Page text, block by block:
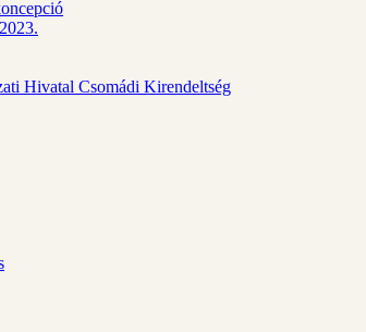
Hivatal Csomádi Kirendeltség